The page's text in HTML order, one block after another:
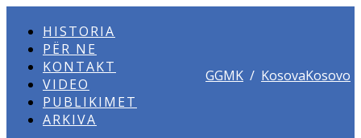
HISTORIA
PËR NE
KONTAKT
VIDEO
PUBLIKIMET
ARKIVA
GGMK / KosovaKosovo